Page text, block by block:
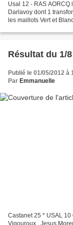
Usal 12 - RAS
Darlavoy dont 1
les maillots Vert et
Résultat du 1/
Publié le 01/05/2012 à
Par Emmanuelle
Castanet 25 * USAL
Vigouroux , Jesus